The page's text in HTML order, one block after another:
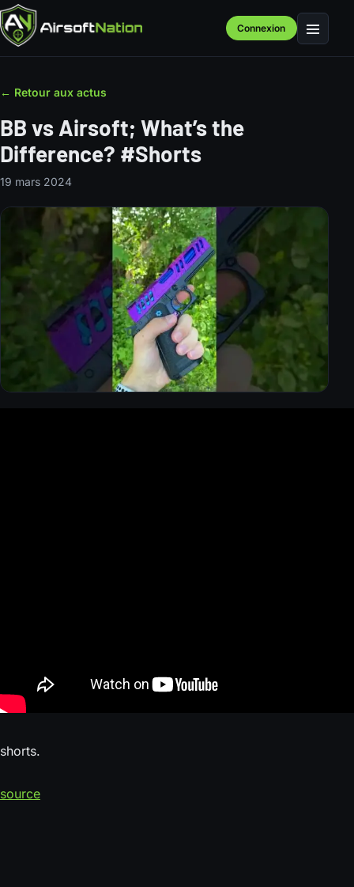
Connexion Menu
← Retour aux actus
BB vs Airsoft; What’s the
Difference? #Shorts
19 mars 2024
shorts.
source